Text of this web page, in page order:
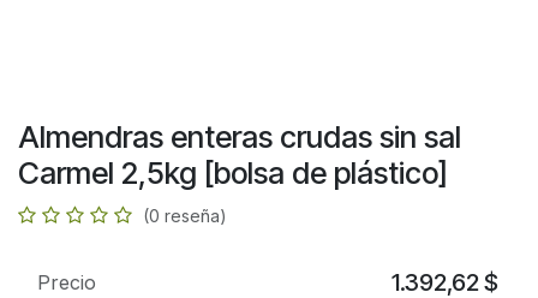
Almendras enteras crudas sin sal
Carmel 2,5kg [bolsa de plástico]
(0 reseña)
Precio 1.392,62$